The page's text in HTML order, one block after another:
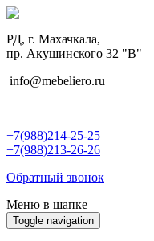
РД, г. Махачкала,
пр. Акушинского 32 "В"
info@mebeliero.ru
+7(988)214-25-25
+7(988)213-26-26
Обратный звонок
Меню в шапке
Toggle navigation